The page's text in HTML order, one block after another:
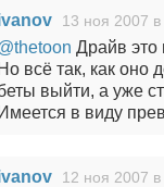
13 ноя 2007
Драйв это
Но всё так, как оно
выйти, а уже
Имеется в виду
12 ноя 2007